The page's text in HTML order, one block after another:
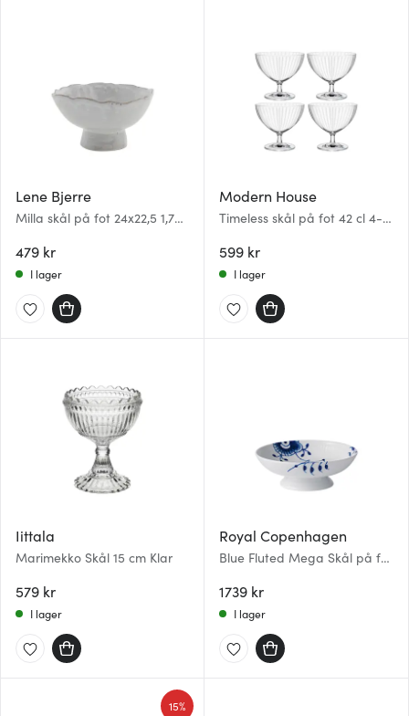
Lene Bjerre
Milla skål på fot 24x22,5 1,75
479 kr
I lager
Modern House
Timeless skål på fot 42 cl 4-
599 kr
I lager
Iittala
Marimekko Skål 15 cm Klar
579 kr
I lager
Royal Copenhagen
Blue Fluted Mega Skål på fot
1739 kr
I lager
15%